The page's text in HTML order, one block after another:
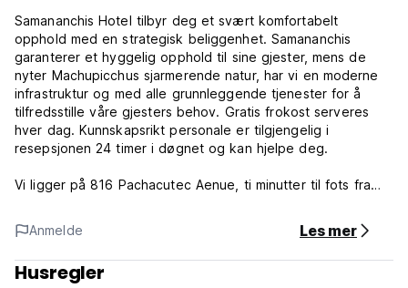
Samananchis Hotel tilbyr deg et svært komfortabelt
opphold med en strategisk beliggenhet. Samananchis
garanterer et hyggelig opphold til sine gjester, mens de
nyter Machupicchus sjarmerende natur, har vi en moderne
infrastruktur og med alle grunnleggende tjenester for å
tilfredsstille våre gjesters behov. Gratis frokost serveres
hver dag. Kunnskapsrikt personale er tilgjengelig i
resepsjonen 24 timer i døgnet og kan hjelpe deg.
Vi ligger på 816 Pachacutec Aenue, ti minutter til fots fra
plassen og til termalbadenes hovedinngang. Perfekt
beliggenhet for et flott opphold i byen. Hotellet ligger i et
rolig område.
Anmelde Les mer
Husregler